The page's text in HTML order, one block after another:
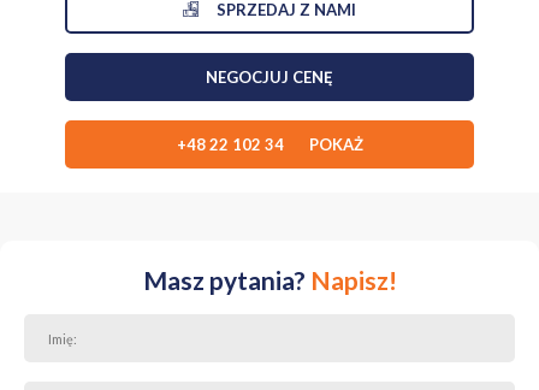
Mieszkanie w pełni umeblowane i wyposażone,
Dodatkowo możliwość parkowaniana terenie osiedla.
Nieruchomość położona jest w doskonałym punkcie Tarchomina:
w najbliższym sąsiedztwie pełna infrastruktura: sklepy,
punkty usługowe, banki, poczta, apteki, place zabaw oraz
Galeria Północna,
Świetne połączenie z różnymi częściami Warszawy:
SPRZEDAJ Z NAMI
NEGOCJUJ CENĘ
+48 22 102 34 POKAŻ
Masz pytania? Napisz!